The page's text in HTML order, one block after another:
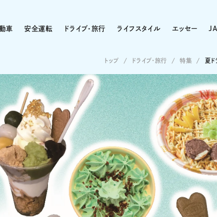
車 安全運転 ドライブ・旅行 ライフスタイル エッセー
トップ ドライブ･旅行 特集 夏